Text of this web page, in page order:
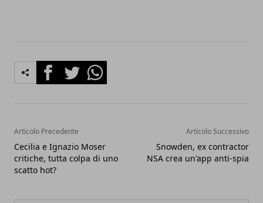
FacebookTwitterWhatsapp
Articolo Precedente
Cecilia e Ignazio Moser
critiche, tutta colpa di uno
scatto hot?
Articolo Successivo
Snowden, ex contractor
NSA crea un'app anti-spia